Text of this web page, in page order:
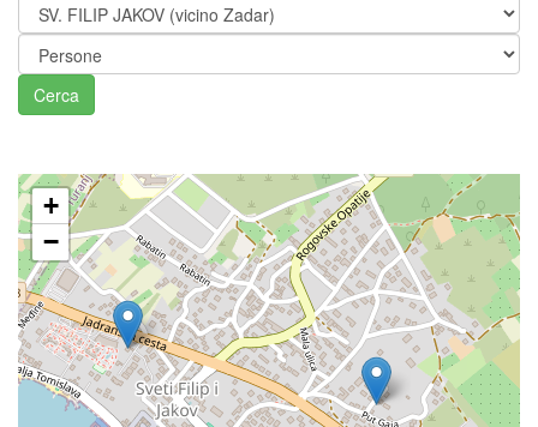
Cerca
+
−